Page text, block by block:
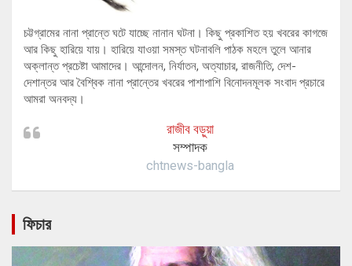
চট্টগ্রামের নানা প্রান্তে ঘটে যাচ্ছে নানান ঘটনা। কিছু প্রকাশিত হয় খবরের কাগজে
আর কিছু হারিয়ে যায়। হারিয়ে যাওয়া সমস্ত ঘটনাবলি পাঠক মহলে তুলে আনার
অক্লান্ত প্রচেষ্টা আমাদের। আন্দোলন, নির্যাতন, অত্যাচার, রাজনীতি, দেশ-
দেশান্তর আর বৈশ্বিক নানা প্রান্তের খবরের পাশাপাশি বিনোদনমূলক সংবাদ প্রচারে
আমরা অনবদ্য।
রাজীব বড়ুয়া
সম্পাদক
chtnews-bangla
ফিচার